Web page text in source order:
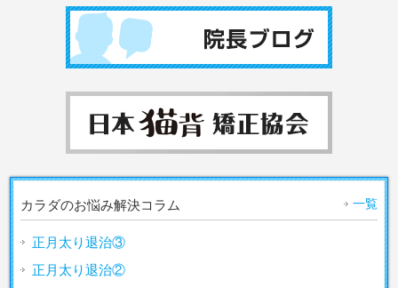
カラダのお悩み解決コラム 一覧
正月太り退治③
正月太り退治②